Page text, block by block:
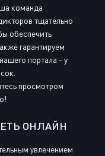
команда
тщательно
обеспечить
гарантируем
портала - у
просмотром
ОНЛАЙН
увлечением